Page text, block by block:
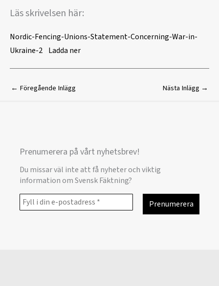
Läs skrivelsen här:
Nordic-Fencing-Unions-Statement-Concerning-War-in-
Ukraine-2 Ladda ner
← Föregående Inlägg Nästa Inlägg →
Prenumerera på vårt nyhetsbrev!
Du missar väl inte att få nyheter och viktig
information om Svensk Fäktning?